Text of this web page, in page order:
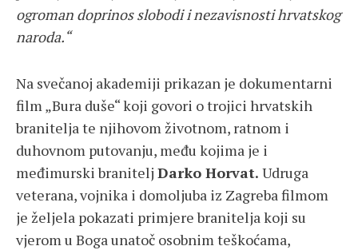
ogroman doprinos slobodi i nezavisnosti hrvatskog
naroda.“
Na svečanoj akademiji prikazan je dokumentarni
film „Bura duše“ koji govori o trojici hrvatskih
branitelja te njihovom životnom, ratnom i
duhovnom putovanju, među kojima je i
međimurski branitelj Darko Horvat. Udruga
veterana, vojnika i domoljuba iz Zagreba filmom
je željela pokazati primjere branitelja koji su
vjerom u Boga unatoč osobnim teškoćama,